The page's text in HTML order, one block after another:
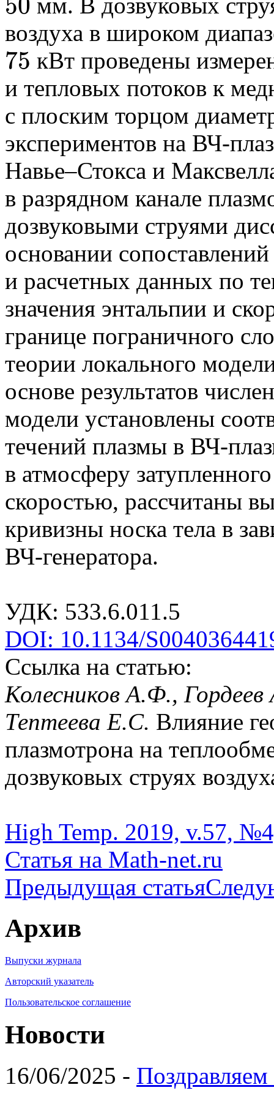
50
воздуха в широком
75
75
кВт проведены
и тепловых потоков к
с плоским торцом
экспериментов на ВЧ-
Навье–Стокса и
в разрядном канале
дозвуковыми струями
основании
и расчетных данных по
значения энтальпии и
границе пограничного
теории локального
основе результатов
модели установлены
течений плазмы в ВЧ-
в атмосферу
скоростью, рассчитаны
кривизны носка тела в
ВЧ-генератора.
УДК: 533.6.011.5
DOI: 10.1134/
Ссылка на статью:
Колесников А.Ф.,
Тептеева Е.С. Влияние
плазмотрона на
дозвуковых струях
High Temp. 2019, v.57,
Статья на Math-net.ru
Предыдущая статья
Архив
Выпуски журнала
Авторский указатель
Пользовательское соглашение
Новости
16/06/2025 -